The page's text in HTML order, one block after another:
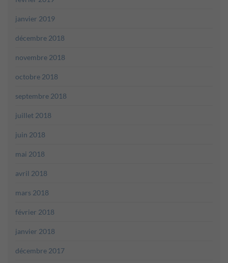
janvier 2019
décembre 2018
novembre 2018
octobre 2018
septembre 2018
juillet 2018
juin 2018
mai 2018
avril 2018
mars 2018
février 2018
janvier 2018
décembre 2017